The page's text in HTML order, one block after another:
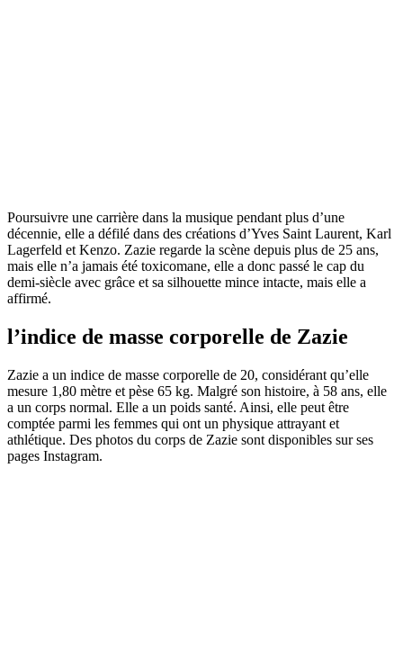
Poursuivre une carrière dans la musique pendant plus d’une
décennie, elle a défilé dans des créations d’Yves Saint Laurent, Karl
Lagerfeld et Kenzo. Zazie regarde la scène depuis plus de 25 ans,
mais elle n’a jamais été toxicomane, elle a donc passé le cap du
demi-siècle avec grâce et sa silhouette mince intacte, mais elle a
affirmé.
l’indice de masse corporelle de Zazie
Zazie a un indice de masse corporelle de 20, considérant qu’elle
mesure 1,80 mètre et pèse 65 kg. Malgré son histoire, à 58 ans, elle
a un corps normal. Elle a un poids santé. Ainsi, elle peut être
comptée parmi les femmes qui ont un physique attrayant et
athlétique. Des photos du corps de Zazie sont disponibles sur ses
pages Instagram.